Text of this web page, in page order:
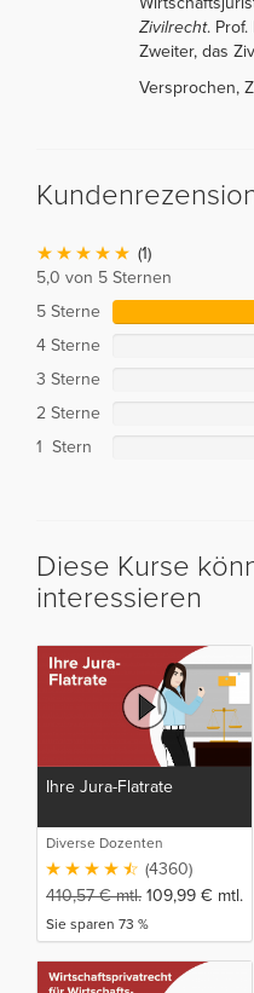
Zivilrecht.
Zweiter, das
Versprochen,
(1)
5,0 von 5 Sternen
5 Sterne
4 Sterne
3 Sterne
2 Sterne
1 Stern
Diese Kurse
interessieren
Ihre Jura-Flatrate
Diverse Dozenten
(4360)
410,57€mtl. 109,99 € mtl.
Sie sparen 73 %